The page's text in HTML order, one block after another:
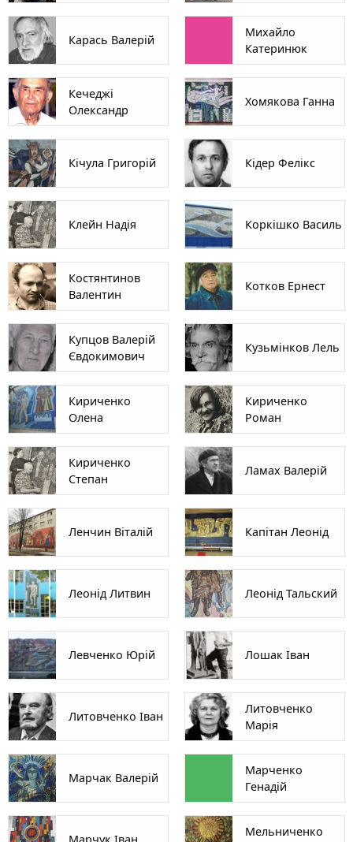
Карась Валерій
Михайло
Катеринюк
Кечеджі
Олександр
Хомякова Ганна
Кічула Григорій Кідер Фелікс
Клейн Надія Коркішко Василь
Костянтинов
Валентин
Котков Ернест
Купцов Валерій
Євдокимович
Кузьмінков Лель
Кириченко
Олена
Кириченко
Роман
Кириченко
Степан
Ламах Валерій
Ленчин Віталій Капітан Леонід
Леонід Литвин Леонід Тальский
Левченко Юрій Лошак Іван
Литовченко Іван
Литовченко
Марія
Марчак Валерій
Марченко
Генадій
Мельниченко